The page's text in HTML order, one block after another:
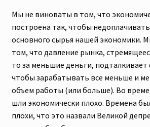
Мы не виноваты в том, что
построена так, чтобы
основного сырья нашей экономики.
том, что давление рынка,
то за меньшие деньги,
чтобы зарабатывать все меньше и
объем работы (или больше). Во
шли экономически плохо. Времена
плохи, что это назвали Великой